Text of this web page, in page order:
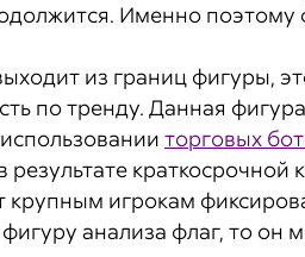
Именно поэтому
из границ фигуры,
по тренду. Данная
торговых
краткосрочной
крупным игрокам
анализа флаг, то он